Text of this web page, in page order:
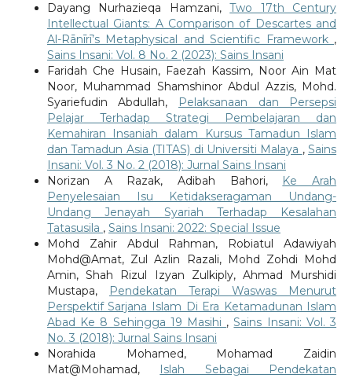
Dayang Nurhazieqa Hamzani,Two 17th Century
Intellectual Giants: A Comparison of Descartes and
Al-Rānīrī’s Metaphysical and Scientific Framework ,
Sains Insani: Vol. 8 No. 2 (2023): Sains Insani
Faridah Che Husain, Faezah Kassim, Noor Ain Mat
Noor, Muhammad Shamshinor Abdul Azzis, Mohd.
Syariefudin Abdullah,
Pelaksanaan dan Persepsi
Pelajar Terhadap Strategi Pembelajaran dan
Kemahiran Insaniah dalam Kursus Tamadun Islam
dan Tamadun Asia (TITAS) di Universiti Malaya ,Sains
Insani: Vol. 3 No. 2 (2018): Jurnal Sains Insani
Norizan A Razak, Adibah Bahori, Ke Arah
Penyelesaian Isu Ketidakseragaman Undang-
Undang Jenayah Syariah Terhadap Kesalahan
Tatasusila , Sains Insani: 2022: Special Issue
Mohd Zahir Abdul Rahman, Robiatul Adawiyah
Mohd@Amat, Zul Azlin Razali, Mohd Zohdi Mohd
Amin, Shah Rizul Izyan Zulkiply, Ahmad Murshidi
Mustapa,
Pendekatan Terapi Waswas Menurut
Perspektif Sarjana Islam Di Era Ketamadunan Islam
Abad Ke 8 Sehingga 19 Masihi ,Sains Insani: Vol. 3
No. 3 (2018): Jurnal Sains Insani
Norahida Mohamed, Mohamad Zaidin
Mat@Mohamad, Islah Sebagai Pendekatan